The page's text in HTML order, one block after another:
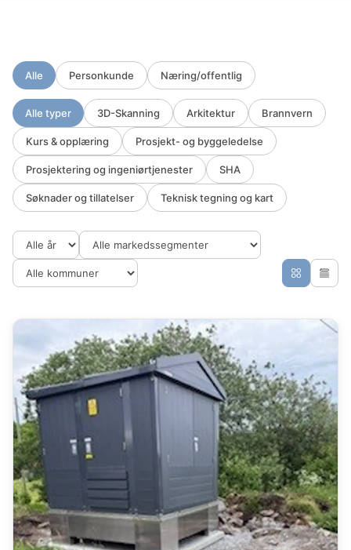
Alle Personkunde Næring/offentlig
Alle typer 3D-Skanning Arkitektur Brannvern
Kurs & opplæring Prosjekt- og byggeledelse
Prosjektering og ingeniørtjenester SHA
Søknader og tillatelser Teknisk tegning og kart